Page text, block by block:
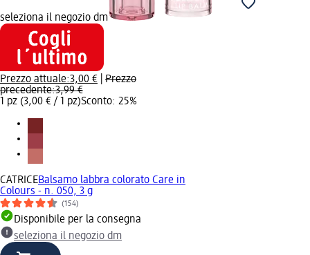
seleziona il negozio dm
Prezzo attuale:3,00 €
Prezzo
precedente:3,99 €
1 pz (3,00 € / 1 pz)Sconto: 25%
CATRICEBalsamo labbra colorato Care in
Colours - n. 050, 3 g
(154)
Disponibile per la consegna
seleziona il negozio dm